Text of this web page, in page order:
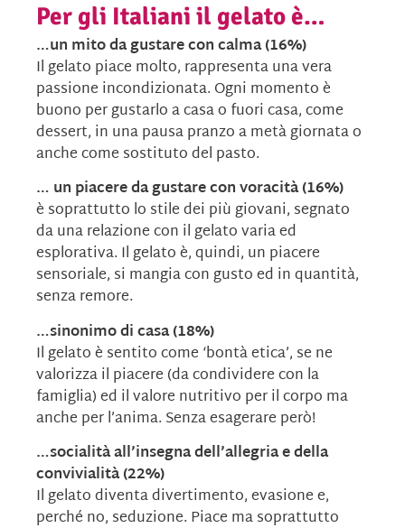
Per gli Italiani il gelato è…
…un mito da gustare con calma (16%)
Il gelato piace molto, rappresenta una vera
passione incondizionata. Ogni momento è
buono per gustarlo a casa o fuori casa, come
dessert, in una pausa pranzo a metà giornata o
anche come sostituto del pasto.
… un piacere da gustare con voracità (16%)
è soprattutto lo stile dei più giovani, segnato
da una relazione con il gelato varia ed
esplorativa. Il gelato è, quindi, un piacere
sensoriale, si mangia con gusto ed in quantità,
senza remore.
…sinonimo di casa (18%)
Il gelato è sentito come ‘bontà etica’, se ne
valorizza il piacere (da condividere con la
famiglia) ed il valore nutritivo per il corpo ma
anche per l’anima. Senza esagerare però!
…socialità all’insegna dell’allegria e della
convivialità (22%)
Il gelato diventa divertimento, evasione e,
perché no, seduzione. Piace ma soprattutto